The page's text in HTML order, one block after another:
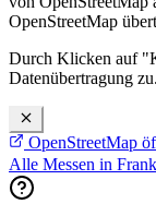
OpenStreetMap
Durch Klicken auf
Datenübertragung zu.
OpenStreetMap
Alle Messen in